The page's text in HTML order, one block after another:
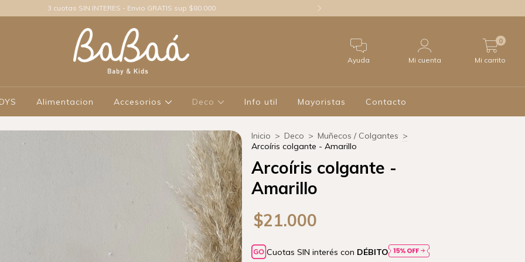
3 cuotas SIN INTERES - Envio GRATIS sup $80.000
Ayuda Mi cuenta Mi carrito
0
Alimentacion Accesorios Deco Info util Mayoristas Contacto
Inicio > Deco > Muñecos / Colgantes >
Arcoíris colgante - Amarillo
Arcoíris colgante -
Amarillo
$21.000
Cuotas SIN interés con DÉBITO